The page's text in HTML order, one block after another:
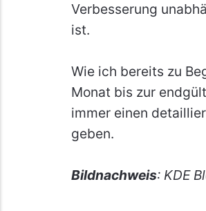
Verbesserung
ist.
Wie ich bereits zu
Monat bis zur
immer einen
geben.
Bildnachweis: KDE